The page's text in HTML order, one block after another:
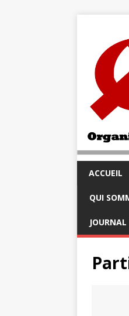
ACCUEIL
QUI
JOURNAL